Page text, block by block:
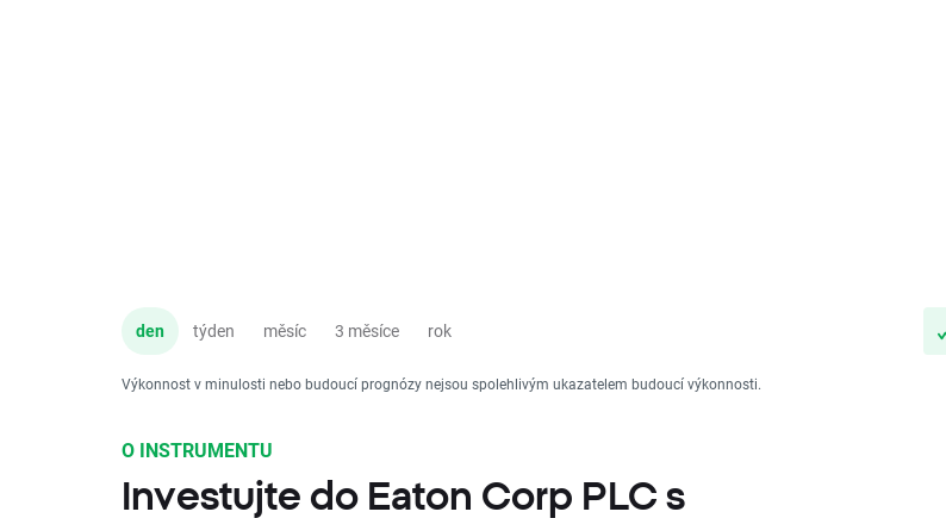
den týden měsíc 3 měsíce rok
Výkonnost v minulosti nebo budoucí prognózy nejsou spolehlivým ukazatelem budoucí výkonnosti.
O INSTRUMENTU
Investujte do Eaton Corp PLC s